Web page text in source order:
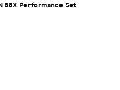
B8X Performance Set